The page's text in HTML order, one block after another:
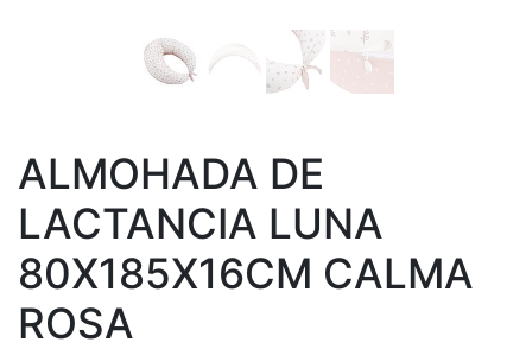
ALMOHADA DE
LACTANCIA LUNA
80X185X16CM CALMA
ROSA